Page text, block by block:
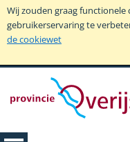
Wij zouden graag
gebruikerservaring te
de cookiewet